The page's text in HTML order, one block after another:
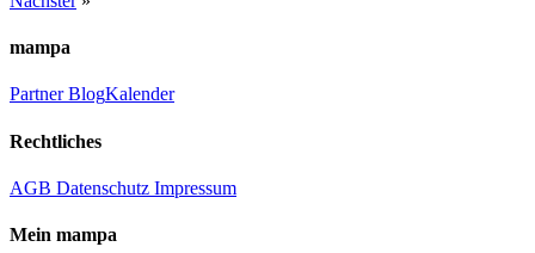
mampa
PartnerBlogKalender
Rechtliches
AGB Datenschutz Impressum
Mein mampa